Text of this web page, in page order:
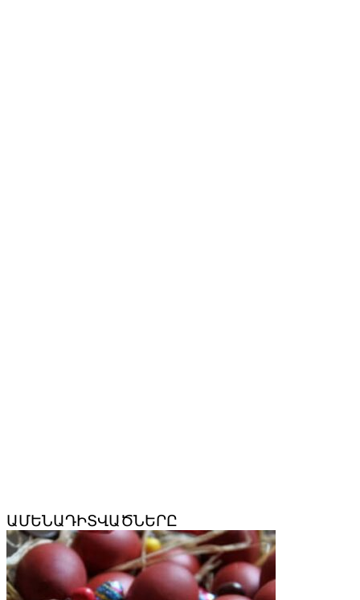
ԱՄԵՆԱԴԻՏՎԱԾՆԵՐԸ